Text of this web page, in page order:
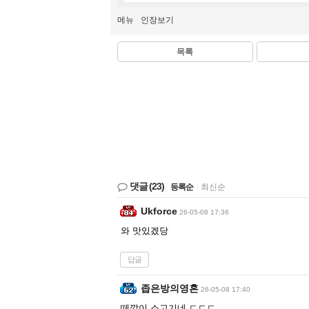
메뉴 인장보기
목록
댓글(23) 등록순 최신순
Ukforce 26-05-08 17:36
와 맛있겠당
답글
좁은방의영혼 26-05-08 17:40